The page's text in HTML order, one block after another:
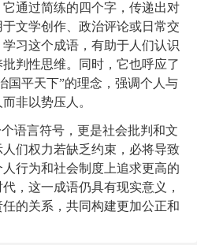
通过简练的四个字，传递出对
文学创作、政治评论或日常交
习这个成语，有助于人们认识
判性思维。同时，它也呼应了
国平天下”的理念，强调个人与
非以势压人。
语言符号，更是社会批判和文
们权力若缺乏约束，必将导致
行为和社会制度上追求更高的
，这一成语仍具有现实意义，
的关系，共同构建更加公正和